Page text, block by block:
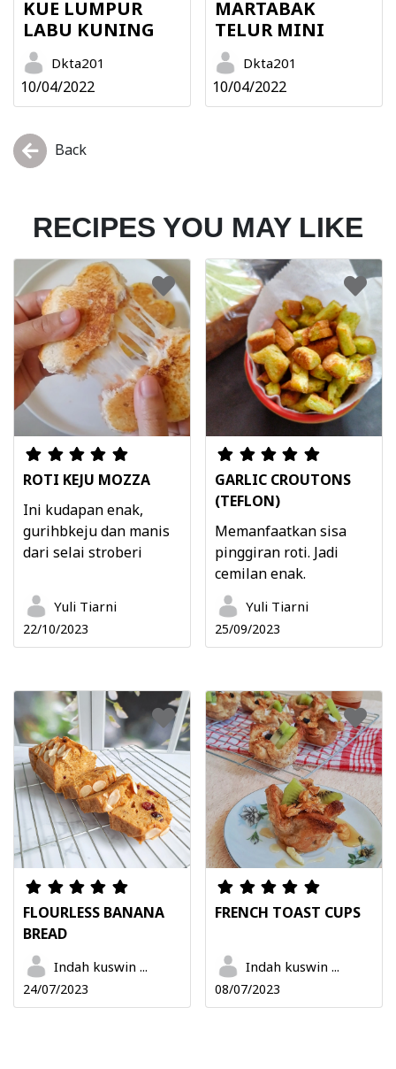
KUE LUMPUR
LABU KUNING
Dkta201
10/04/2022
MARTABAK
TELUR MINI
Dkta201
10/04/2022
Back
RECIPES YOU MAY LIKE
ROTI KEJU MOZZA
Ini kudapan enak,
gurihbkeju dan manis
dari selai stroberi
Yuli Tiarni
22/10/2023
GARLIC CROUTONS
(TEFLON)
Memanfaatkan sisa
pinggiran roti. Jadi
cemilan enak.
Yuli Tiarni
25/09/2023
FLOURLESS BANANA
BREAD
Indah kuswin ...
24/07/2023
FRENCH TOAST CUPS
Indah kuswin ...
08/07/2023